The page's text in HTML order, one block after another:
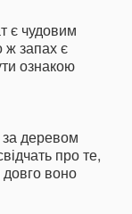
є чудовим
ж запах є
ознакою
деревом
про те,
воно